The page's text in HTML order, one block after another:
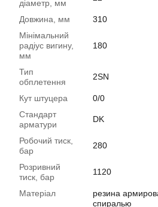
діаметр, мм
Довжина, мм
310
Мінімальний
радіус вигину,
мм
180
Тип
обплетення
2SN
Кут штуцера
0/0
Стандарт
арматури
DK
Робочий тиск,
бар
280
Розривний
тиск, бар
1120
Матеріал
резина
спиралью